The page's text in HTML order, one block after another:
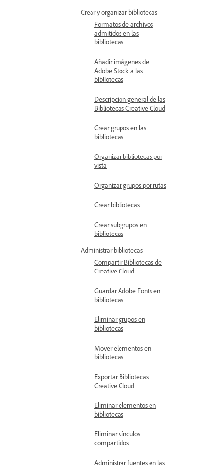
Crear y organizar bibliotecas
Formatos de archivos
admitidos en las
bibliotecas
Añadir imágenes de
Adobe Stock a las
bibliotecas
Descripción general de las
Bibliotecas Creative Cloud
Crear grupos en las
bibliotecas
Organizar bibliotecas por
vista
Organizar grupos por rutas
Crear bibliotecas
Crear subgrupos en
bibliotecas
Administrar bibliotecas
Compartir Bibliotecas de
Creative Cloud
Guardar Adobe Fonts en
bibliotecas
Eliminar grupos en
bibliotecas
Mover elementos en
bibliotecas
Exportar Bibliotecas
Creative Cloud
Eliminar elementos en
bibliotecas
Eliminar vínculos
compartidos
Administrar fuentes en las